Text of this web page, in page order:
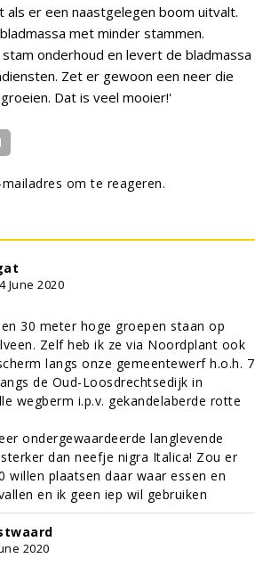
er een naastgelegen boom uitvalt.
met minder stammen.
onderhoud en levert de bladmassa
Zet er gewoon een neer die
Dat is veel mooier!'
om te reageren.
June 2020
30 meter hoge groepen staan op
Zelf heb ik ze via Noordplant ook
langs onze gemeentewerf h.o.h. 7
de Oud-Loosdrechtsedijk in
wegberm i.p.v. gekandelaberde rotte
ondergewaardeerde langlevende
dan neefje nigra Italica! Zou er
willen plaatsen daar waar essen en
en ik geen iep wil gebruiken
2020